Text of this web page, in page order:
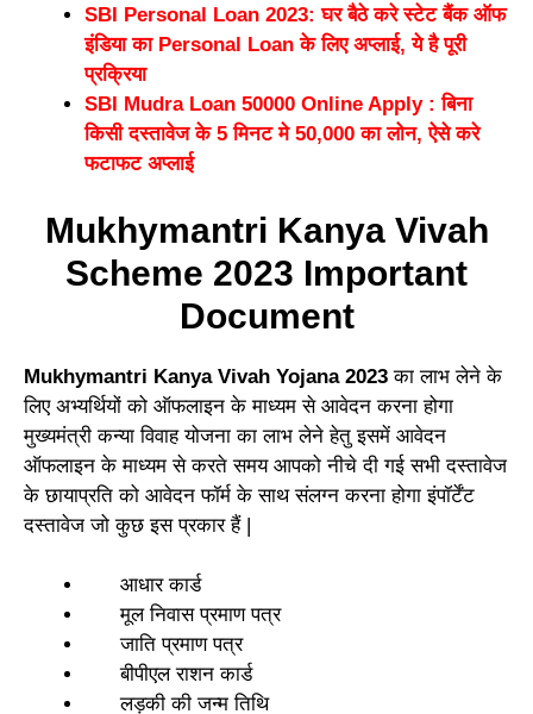
SBI Personal Loan 2023: घर बैठे करे स्टेट बैंक ऑफ
इंडिया का Personal Loan के लिए अप्लाई, ये है पूरी
प्रक्रिया
SBI Mudra Loan 50000 Online Apply : बिना
किसी दस्तावेज के 5 मिनट मे 50,000 का लोन, ऐसे करे
फटाफट अप्लाई
Mukhymantri Kanya Vivah
Scheme 2023 Important
Document
Mukhymantri Kanya Vivah Yojana 2023 का लाभ लेने के
लिए अभ्यर्थियों को ऑफलाइन के माध्यम से आवेदन करना होगा
मुख्यमंत्री कन्या विवाह योजना का लाभ लेने हेतु इसमें आवेदन
ऑफलाइन के माध्यम से करते समय आपको नीचे दी गई सभी दस्तावेज
के छायाप्रति को आवेदन फॉर्म के साथ संलग्न करना होगा इंपॉर्टेंट
दस्तावेज जो कुछ इस प्रकार हैं |
आधार कार्ड
मूल निवास प्रमाण पत्र
जाति प्रमाण पत्र
बीपीएल राशन कार्ड
लड़की की जन्म तिथि